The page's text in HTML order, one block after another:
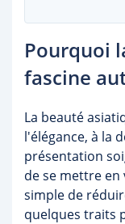
Pourquoi
fascine
La beauté
l'élégance, à la
présentation
de se mettre
simple de
quelques traits